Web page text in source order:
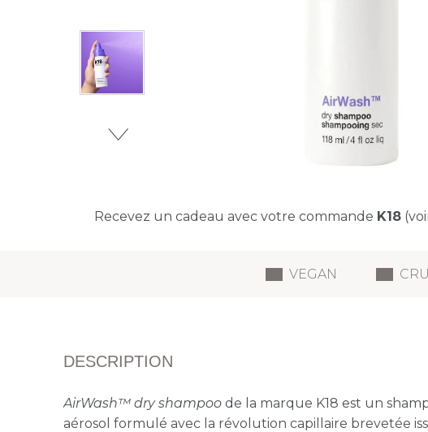
Recevez un cadeau avec votre commande K18
VEGAN
DESCRIPTION
AirWash™ dry shampoo de la marque K18 est un
aérosol formulé avec la révolution capillaire brevetée